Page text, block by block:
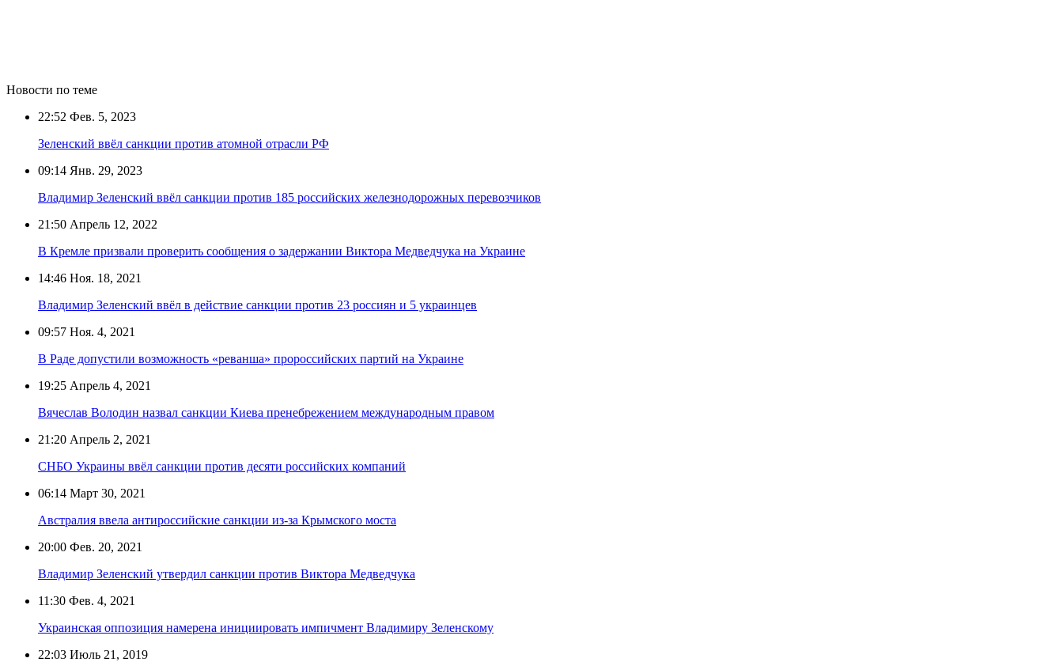
Новости по теме
22:52 Фев. 5, 2023
Зеленский ввёл санкции против атомной отрасли РФ
09:14 Янв. 29, 2023
Владимир Зеленский ввёл санкции против 185 российских железнодорожных перевозчиков
21:50 Апрель 12, 2022
В Кремле призвали проверить сообщения о задержании Виктора Медведчука на Украине
14:46 Ноя. 18, 2021
Владимир Зеленский ввёл в действие санкции против 23 россиян и 5 украинцев
09:57 Ноя. 4, 2021
В Раде допустили возможность «реванша» пророссийских партий на Украине
19:25 Апрель 4, 2021
Вячеслав Володин назвал санкции Киева пренебрежением международным правом
21:20 Апрель 2, 2021
СНБО Украины ввёл санкции против десяти российских компаний
06:14 Март 30, 2021
Австралия ввела антироссийские санкции из-за Крымского моста
20:00 Фев. 20, 2021
Владимир Зеленский утвердил санкции против Виктора Медведчука
11:30 Фев. 4, 2021
Украинская оппозиция намерена инициировать импичмент Владимиру Зеленскому
22:03 Июль 21, 2019